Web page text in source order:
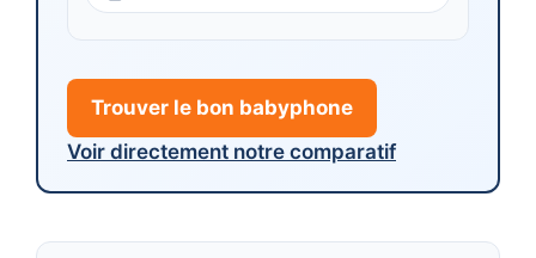
Trouver le bon babyphone
Voir directement notre comparatif